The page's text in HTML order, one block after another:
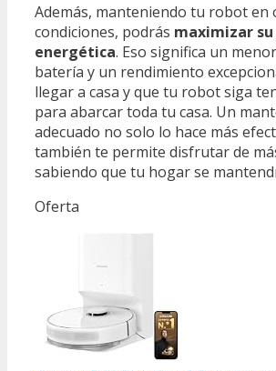
Además, manteniendo tu robot en
condiciones, podrás maximizar
energética. Eso significa un
batería y un rendimiento
llegar a casa y que tu robot siga
para abarcar toda tu casa. Un
adecuado no solo lo hace más
también te permite disfrutar de
sabiendo que tu hogar se
Oferta